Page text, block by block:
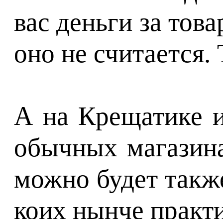
вас деньги за
оно не
А на Крещатике
обычных
можно будет
коих нынче